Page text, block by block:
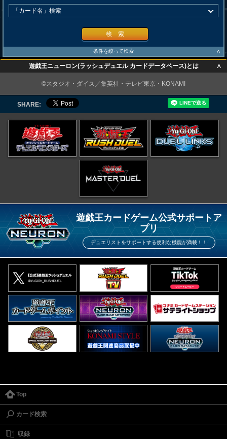
検 索
条件を絞って検索 ∧
遊戯王ニューロン(ラッシュデュエル カードデータベース)とは ∧
©スタジオ・ダイス／集英社・テレビ東京・KONAMI
SHARE:
遊戯王カードゲーム公式サポートア
プリ
デュエリストをサポートする便利な機能が満載！！
Top
カード検索
収録